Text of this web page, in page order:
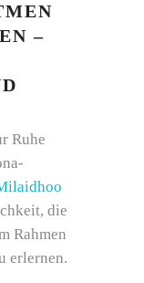
–
Ruhe
die
Rahmen
erlernen.